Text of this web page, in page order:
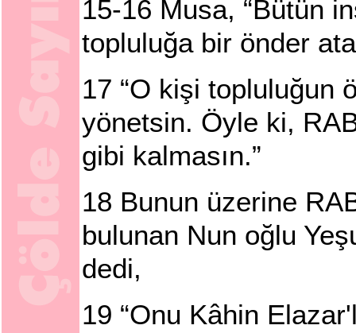
15-16 Musa, “Bütün
topluluğa bir önder
17 “O kişi topluluğun
yönetsin. Öyle ki,
gibi kalmasın.”
18 Bunun üzerine
bulunan Nun oğlu
dedi,
19 “Onu Kâhin